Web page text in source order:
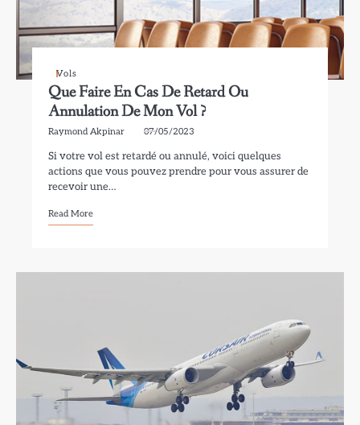
Vols
Que Faire En Cas De Retard Ou
Annulation De Mon Vol ?
Raymond Akpinar 07/05/2023
Si votre vol est retardé ou annulé, voici quelques
actions que vous pouvez prendre pour vous assurer de
recevoir une…
Read More